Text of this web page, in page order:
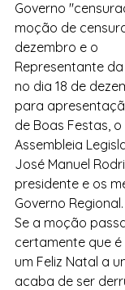
Governo
moção de
dezembro e o
Representante
no dia 18 de
para
de Boas Festas,
Assembleia
José Manuel
presidente e os
Governo Regional.
Se a moção
certamente que
um Feliz Natal a
acaba de ser